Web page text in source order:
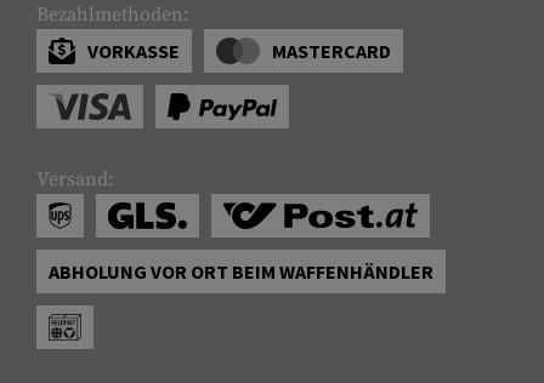
Bezahlmethoden:
VORKASSE
MASTERCARD
Versand:
ABHOLUNG VOR ORT BEIM WAFFENHÄNDLER